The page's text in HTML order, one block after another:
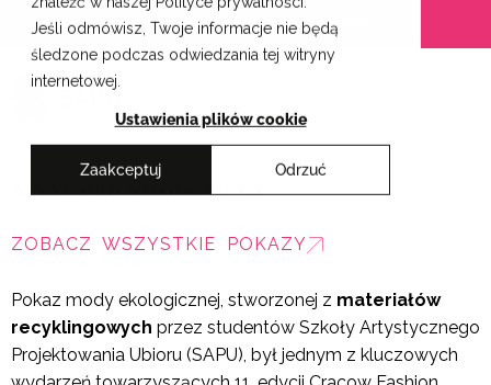
Jeśli odmówisz, Twoje informacje nie będą
śledzone podczas odwiedzania tej witryny
internetowej.
Ustawienia plików cookie
Zaakceptuj Odrzuć
Przejdź
treści
Krakowskie Szkoły Artystyczne
No Waste Show 2020
ZOBACZ WSZYSTKIE POKAZY
Pokaz mody ekologicznej, stworzonej z materiałów
recyklingowych przez studentów Szkoły Artystycznego
Projektowania Ubioru (SAPU), był jednym z kluczowych